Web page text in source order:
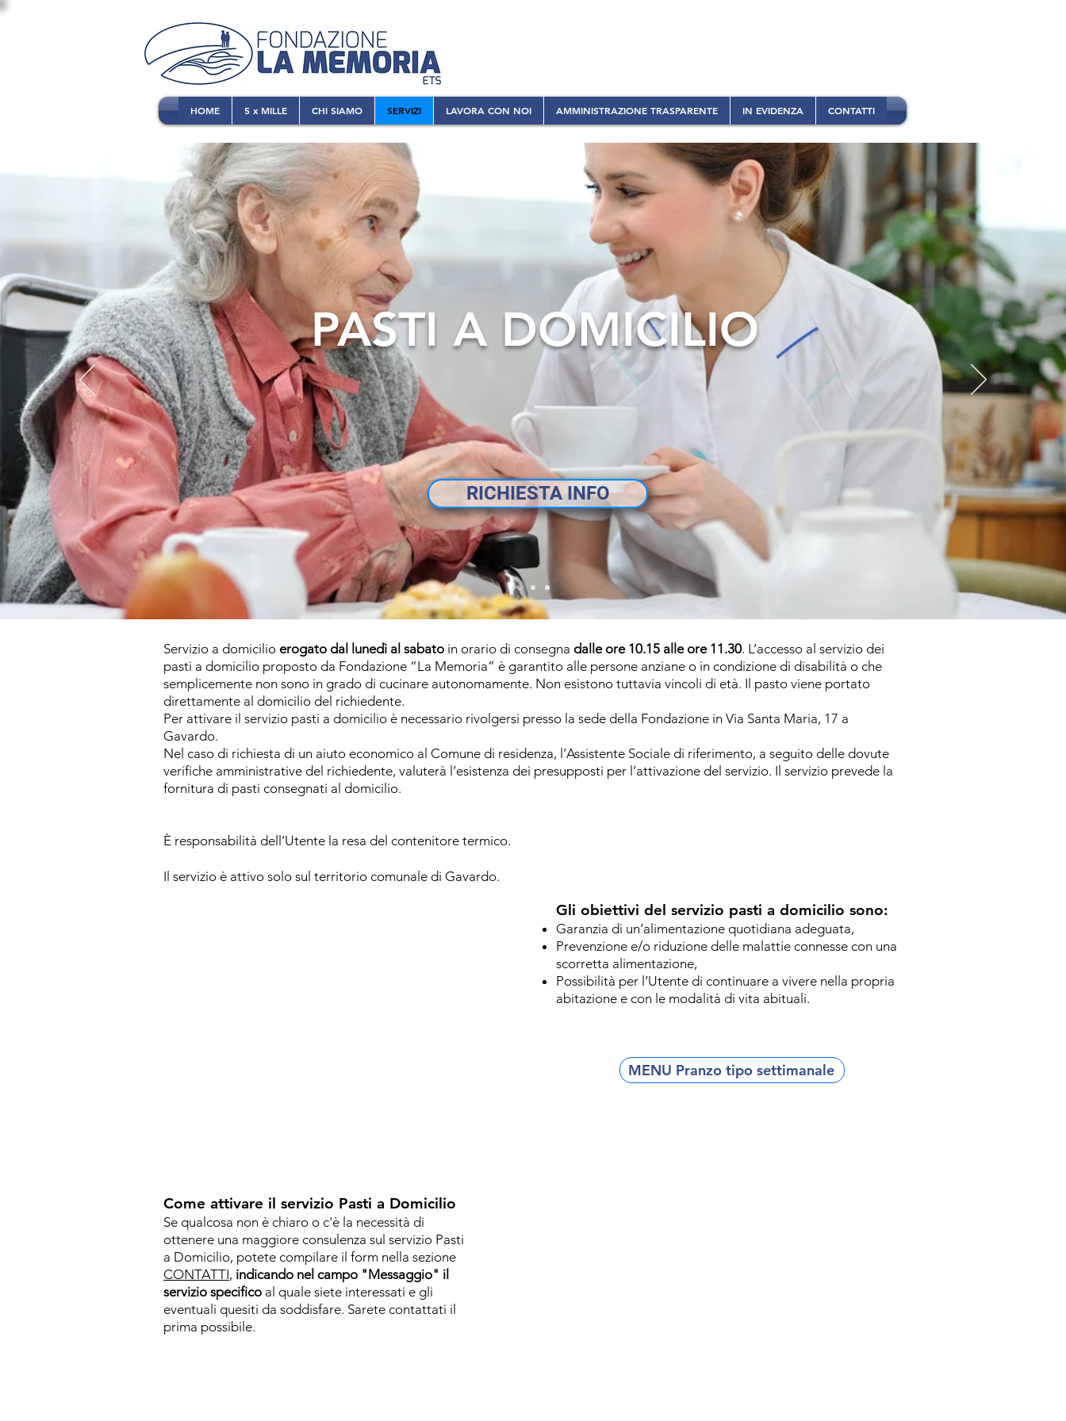
HOME 5 x MILLE CHI SIAMO SERVIZI LAVORA CON NOI AMMINISTRAZIONE TRASPARENTE IN EVIDENZA CONTATTI
PASTI A DOMICILIO
RICHIESTA INFO
Servizio a domicilio erogato dal lunedì al sabato in orario di consegna dalle ore 10.15 alle ore 11.30. L’accesso al servizio dei
pasti a domicilio proposto da Fondazione “La Memoria” è garantito alle persone anziane o in condizione di disabilità o che
semplicemente non sono in grado di cucinare autonomamente. Non esistono tuttavia vincoli di età. Il pasto viene portato
direttamente al domicilio del richiedente.
Per attivare il servizio pasti a domicilio è necessario rivolgersi presso la sede della Fondazione in Via Santa Maria, 17 a
Gavardo.
Nel caso di richiesta di un aiuto economico al Comune di residenza, l’Assistente Sociale di riferimento, a seguito delle dovute
verifiche amministrative del richiedente, valuterà l’esistenza dei presupposti per l’attivazione del servizio. Il servizio prevede la
fornitura di pasti consegnati al domicilio.
È responsabilità dell’Utente la resa del contenitore termico.
Il servizio è attivo solo sul territorio comunale di Gavardo.
Gli obiettivi del servizio pasti a domicilio sono:
Garanzia di un’alimentazione quotidiana adeguata,
Prevenzione e/o riduzione delle malattie connesse con una
scorretta alimentazione,
Possibilità per l’Utente di continuare a vivere nella propria
abitazione e con le modalità di vita abituali.
MENU Pranzo tipo settimanale
Come attivare il servizio Pasti a Domicilio
Se qualcosa non è chiaro o c'è la necessità di
ottenere una maggiore consulenza sul servizio Pasti
a Domicilio, potete compilare il form nella sezione
CONTATTI, indicando nel campo "Messaggio" il
servizio specifico al quale siete interessati e gli
eventuali quesiti da soddisfare. Sarete contattati il
prima possibile.